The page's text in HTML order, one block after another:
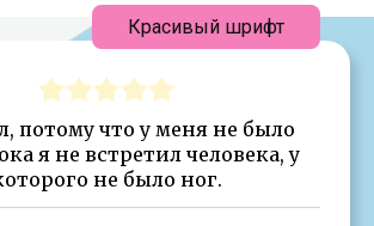
потому что у меня не было
я не встретил человека, у
не было ног.
Красивый шрифт